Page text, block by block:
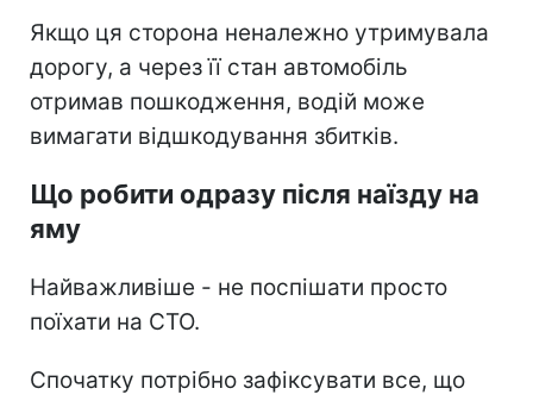
Якщо ця сторона неналежно утримувала
дорогу, а через її стан автомобіль
отримав пошкодження, водій може
вимагати відшкодування збитків.
Що робити одразу після наїзду на
яму
Найважливіше - не поспішати просто
поїхати на СТО.
Спочатку потрібно зафіксувати все, що